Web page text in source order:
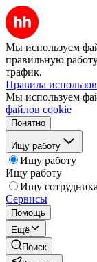
Мы используем
правильную
трафик.
Правила
Мы используем
файлов cookie
Понятно
Ищу работу
Ищу работу
Ищу работу
Ищу сотрудника
Сервисы
Помощь
Ещё
Поиск